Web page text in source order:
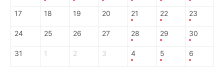
17 18 19 20 21 22 23
24 25 26 27 28 29 30
31 1 2 3 4 5 6